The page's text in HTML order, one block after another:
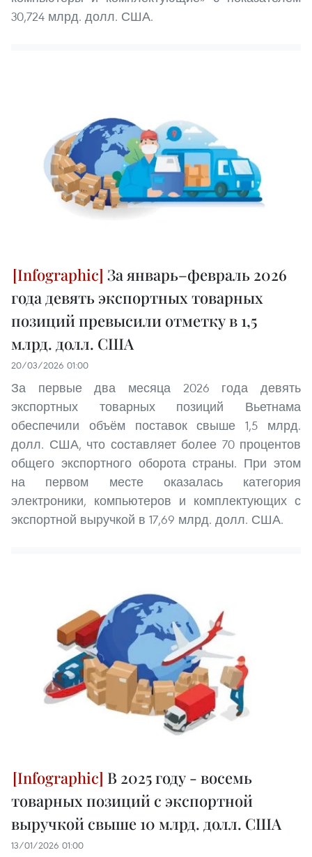
30,724 млрд. долл. США.
За январь–февраль 2026
года девять экспортных товарных
позиций превысили отметку в 1,5
млрд. долл. США
20/03/2026 01:00
За первые два месяца 2026 года девять
экспортных товарных позиций Вьетнама
обеспечили объём поставок свыше 1,5 млрд.
долл. США, что составляет более 70 процентов
общего экспортного оборота страны. При этом
на первом месте оказалась категория
электроники, компьютеров и комплектующих с
экспортной выручкой в 17,69 млрд. долл. США.
В 2025 году - восемь
товарных позиций с экспортной
выручкой свыше 10 млрд. долл. США
13/01/2026 01:00